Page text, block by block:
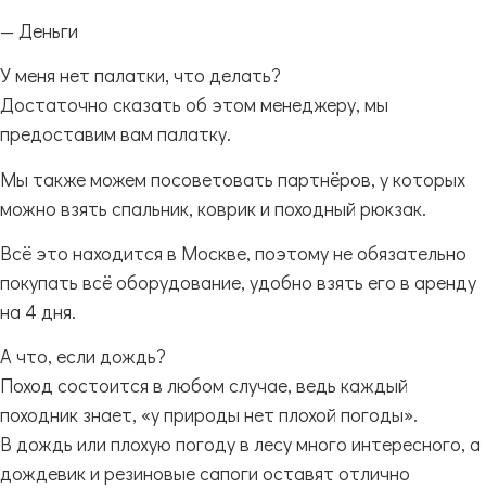
— Деньги
У меня нет палатки, что делать?
Достаточно сказать об этом менеджеру, мы
предоставим вам палатку.
Мы также можем посоветовать партнёров, у которых
можно взять спальник, коврик и походный рюкзак.
Всё это находится в Москве, поэтому не обязательно
покупать всё оборудование, удобно взять его в аренду
на 4 дня.
А что, если дождь?
Поход состоится в любом случае, ведь каждый
походник знает, «у природы нет плохой погоды».
В дождь или плохую погоду в лесу много интересного, а
дождевик и резиновые сапоги оставят отлично